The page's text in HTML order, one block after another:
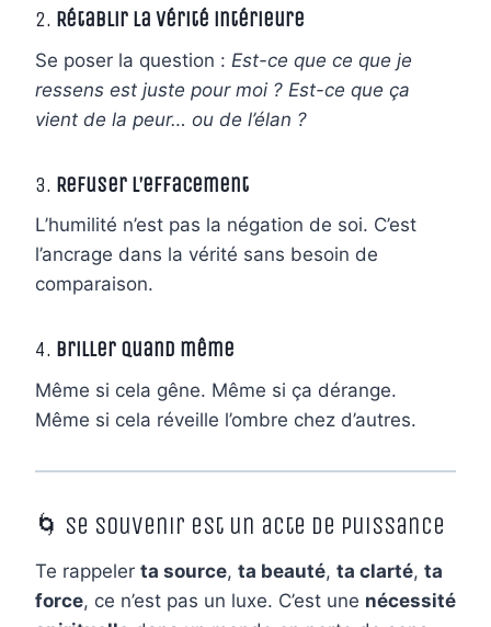
2. Rétablir la vérité intérieure
Se poser la question : Est-ce que ce que je
ressens est juste pour moi ? Est-ce que ça
vient de la peur… ou de l’élan ?
3. Refuser l’effacement
L’humilité n’est pas la négation de soi. C’est
l’ancrage dans la vérité sans besoin de
comparaison.
4. Briller quand même
Même si cela gêne. Même si ça dérange.
Même si cela réveille l’ombre chez d’autres.
🌀 Se souvenir est un acte de puissance
Te rappeler ta source, ta beauté, ta clarté, ta
force, ce n’est pas un luxe. C’est une nécessité